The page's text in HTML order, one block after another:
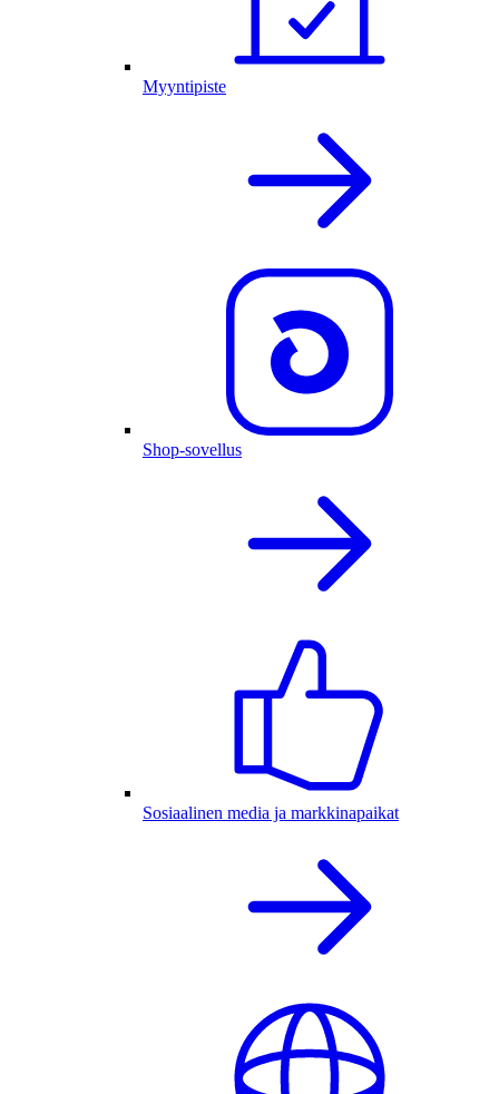
Myyntipiste
Shop-sovellus
Sosiaalinen media ja markkinapaikat